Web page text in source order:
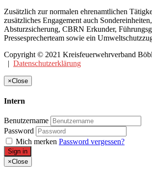
Zusätzlich zur normalen ehrenamtlichen
zusätzliches Engagement auch
Absturzsicherung, CBRN Erkunder,
Pressesprecherteam sowie ein
Copyright © 2021 Kreisfeuerwehrverband
| Datenschutzerklärung
×Close
Intern
Benutzername
Password
Mich merken Password vergessen?
Sign in
×Close